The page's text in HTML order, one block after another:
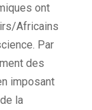
ont
Africains
Par
des
imposant
la